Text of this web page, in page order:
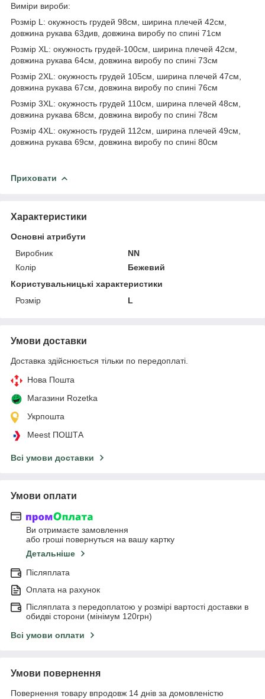
Виміри вироби:
Розмір L: окужность грудей 98см, ширина плечей 42см,
довжина рукава 63див, довжина виробу по спині 71см
Розмір XL: окужность грудей-100см, ширина плечей 42см,
довжина рукава 64см, довжина виробу по спині 73см
Розмір 2XL: окужность грудей 105см, ширина плечей 47см,
довжина рукава 67см, довжина виробу по спині 76см
Розмір 3XL: окужность грудей 110см, ширина плечей 48см,
довжина рукава 68см, довжина виробу по спині 78см
Розмір 4XL: окужность грудей 112см, ширина плечей 49см,
довжина рукава 69см, довжина виробу по спині 80см
Приховати
Характеристики
Основні атрибути
Виробник
NN
Колір
Бежевий
Користувальницькі характеристики
Розмір
L
Умови доставки
Доставка здійснюється тільки по передоплаті.
Нова Пошта
Магазини Rozetka
Укрпошта
Meest ПОШТА
Всі умови доставки
Умови оплати
Ви отримаєте замовлення
або гроші повернуться на вашу картку
Детальніше
Післяплата
Оплата на рахунок
Післяплата з передоплатою у розмірі вартості доставки в
обидві сторони (мінімум 120грн)
Всі умови оплати
Умови повернення
Повернення товару впродовж 14 днів за домовленістю